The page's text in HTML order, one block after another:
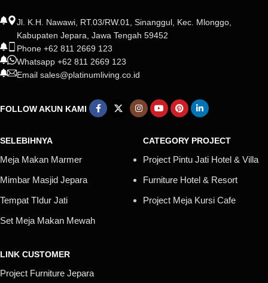
Jl. K.H. Nawawi, RT.03/RW.01, Sinanggul, Kec. Mlonggo,
Kabupaten Jepara, Jawa Tengah 59452
Phone +62 811 2669 123
Whatsapp +62 811 2669 123
Email sales@platinumliving.co.id
FOLLOW AKUN KAMI
SELEBIHNYA
Meja Makan Marmer
Mimbar Masjid Jepara
Tempat TIdur Jati
Set Meja Makan Mewah
CATEGORY PROJECT
Project Pintu Jati Hotel & Villa
Furniture Hotel & Resort
Project Meja Kursi Cafe
LINK CUSTOMER
Project Furniture Jepara